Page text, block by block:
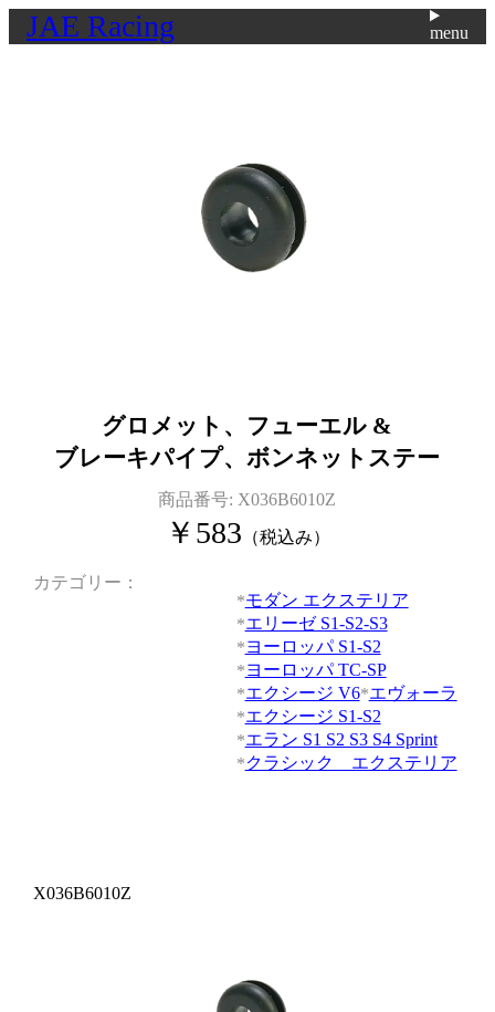
JAE Racing menu
グロメット、フューエル &
ブレーキパイプ、ボンネットステー
商品番号: X036B6010Z
￥ 583 （税込み）
カテゴリー
モダン エクステリア
エリーゼ S1-S2-S3
ヨーロッパ S1-S2
ヨーロッパ TC-SP
エクシージ V6 エヴォーラ
エクシージ S1-S2
エラン S1 S2 S3 S4 Sprint
クラシック エクステリア
X036B6010Z